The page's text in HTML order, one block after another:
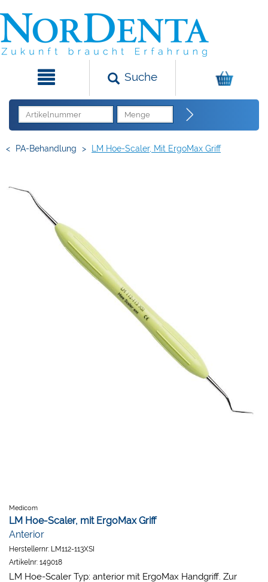
Suche
< PA-Behandlung > LM Hoe-Scaler, Mit ErgoMax Griff
Medicom
LM Hoe-Scaler, mit ErgoMax Griff
Anterior
Herstellernr: LM112-113XSI
Artikelnr: 149018
LM Hoe-Scaler Typ: anterior mit ErgoMax Handgriff. Zur